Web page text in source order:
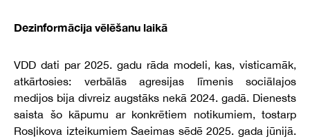
Dezinformācija vēlēšanu laikā
VDD dati par 2025. gadu rāda modeli, kas, visticamāk,
atkārtosies: verbālās agresijas līmenis sociālajos
medijos bija divreiz augstāks nekā 2024. gadā. Dienests
saista šo kāpumu ar konkrētiem notikumiem, tostarp
Rosļikova izteikumiem Saeimas sēdē 2025. gada jūnijā.